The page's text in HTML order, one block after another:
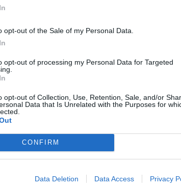
opt-out of the Sale of my Personal Data.
opt-out of processing my Personal Data for Targeted
opt-out of Collection, Use, Retention, Sale, and/or
Data that Is Unrelated with the Purposes for
CONFIRM
Data Deletion Data Access Privacy